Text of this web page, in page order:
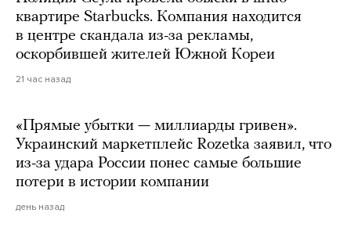
квартире Starbucks. Компания находится
в центре скандала из-за рекламы,
оскорбившей жителей Южной Кореи
21 час назад
«Прямые убытки — миллиарды гривен».
Украинский маркетплейс Rozetka заявил, что
из-за удара России понес самые большие
потери в истории компании
день назад